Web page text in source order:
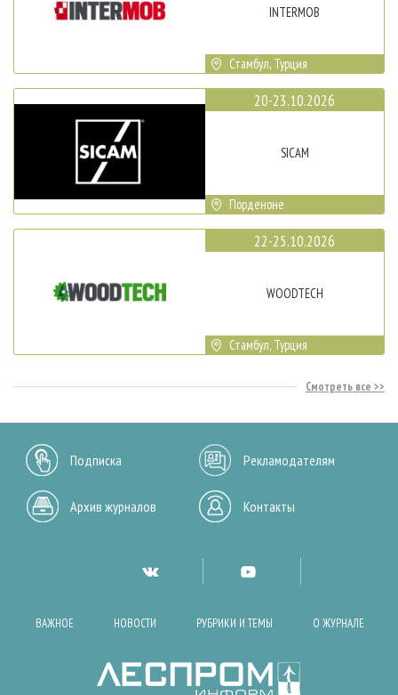
INTERMOB
Стамбул, Турция
20-23.10.2026
SICAM
Порденоне
22-25.10.2026
WOODTECH
Стамбул, Турция
Смотреть все
Подписка Рекламодателям
Архив журналов Контакты
ВАЖНОЕ НОВОСТИ РУБРИКИ И ТЕМЫ О ЖУРНАЛЕ